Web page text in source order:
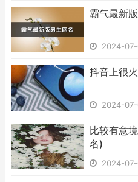
霸气最新
2024-
抖音上很
2024-
比较有意
名)
2024-07-